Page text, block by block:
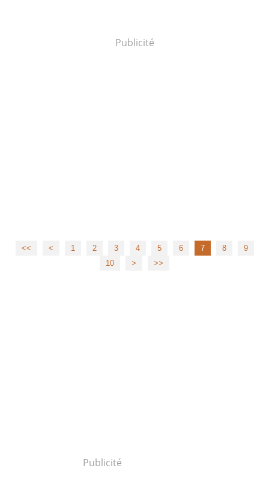
Publicité
<< < 1 2 3 4 5 6 7 8
9
10
> >>
Publicité